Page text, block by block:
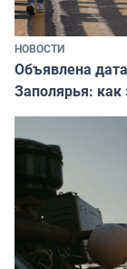
НОВОСТИ
Объявлена
Заполярья: